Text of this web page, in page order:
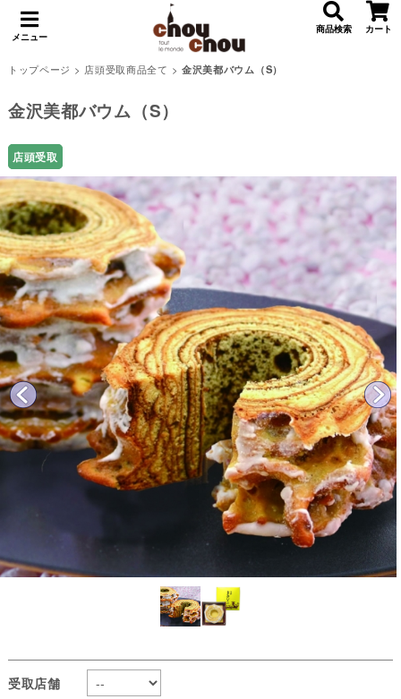
メニュー
商品検索 カート
トップページ > 店頭受取商品全て > 金沢美都バウム（S）
金沢美都バウム（S）
店頭受取
受取店舗